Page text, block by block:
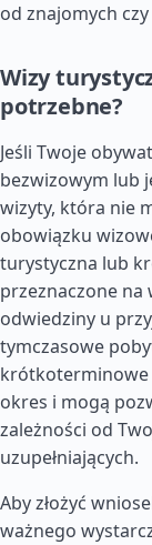
od znajomych
Wizy
potrzebne?
Jeśli Twoje
bezwizowym lub
wizyty, która nie
obowiązku
turystyczna lub
przeznaczone na
odwiedziny u
tymczasowe
krótkoterminowe
okres i mogą
zależności od
uzupełniających.
Aby złożyć
ważnego